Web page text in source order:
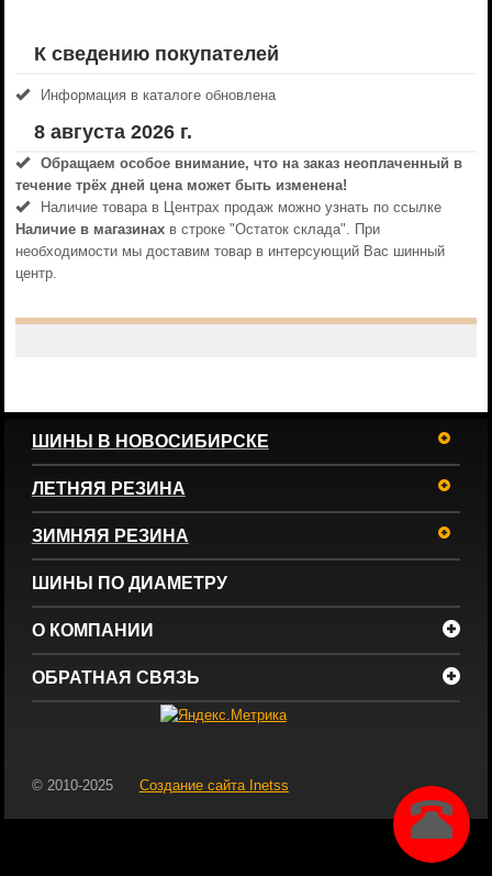
К сведению покупателей
Информация в каталоге обновлена
8 августа 2026 г.
Обращаем особое внимание, что на заказ неоплаченный в
течениe трёх дней цена может быть изменена!
Наличие товара в Центрах продаж можно узнать по ссылке
Наличие в магазинахв строке "Остаток склада". При
необходимости мы доставим товар в интерсующий Вас шинный
центр.
ШИНЫ В НОВОСИБИРСКЕ
ЛЕТНЯЯ РЕЗИНА
ЗИМНЯЯ РЕЗИНА
ШИНЫ ПО ДИАМЕТРУ
О КОМПАНИИ
ОБРАТНАЯ СВЯЗЬ
© 2010-2025 Создание сайта Inetss